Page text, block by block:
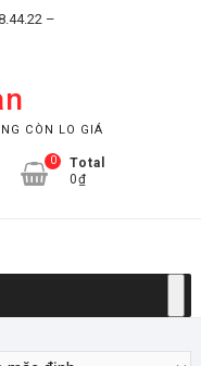
–
CÒN LO GIÁ
0
Total
0₫